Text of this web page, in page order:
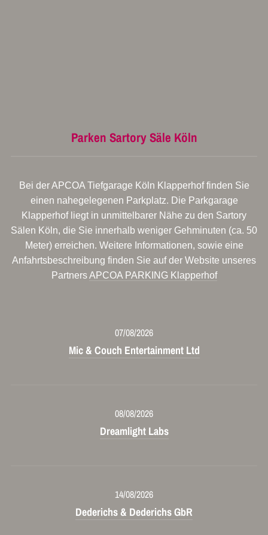
Parken Sartory Säle Köln
Bei der APCOA Tiefgarage Köln Klapperhof finden Sie
einen nahegelegenen Parkplatz. Die Parkgarage
Klapperhof liegt in unmittelbarer Nähe zu den Sartory
Sälen Köln, die Sie innerhalb weniger Gehminuten (ca. 50
Meter) erreichen. Weitere Informationen, sowie eine
Anfahrtsbeschreibung finden Sie auf der Website unseres
PartnersAPCOA PARKING Klapperhof
07/08/2026
Mic & Couch Entertainment Ltd
08/08/2026
Dreamlight Labs
14/08/2026
Dederichs & Dederichs GbR